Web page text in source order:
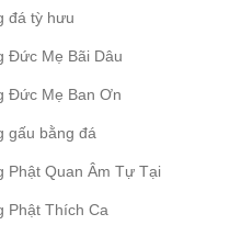
đá tỳ hưu
Đức Mẹ Bãi Dâu
Đức Mẹ Ban Ơn
gấu bằng đá
Phật Quan Âm Tự Tại
Phật Thích Ca